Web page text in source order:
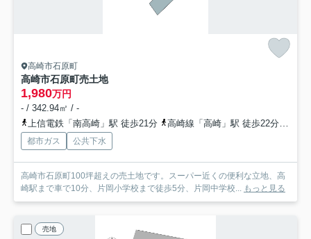
高崎市石原町
高崎市石原町売土地
1,980万円
- / 342.94㎡ / -
上信電鉄「南高崎」駅 徒歩21分
高崎線「高崎」駅 徒歩22分
都市ガス 公共下水
高崎市石原町100坪超えの売土地です。スーパー近くの便利な立地、高
崎駅まで車で10分、片岡小学校まで徒歩5分、片岡中学校... もっと見る
売地